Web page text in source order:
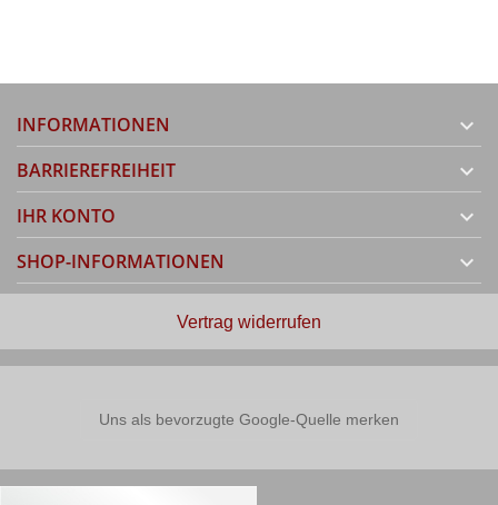
INFORMATIONEN 
BARRIEREFREIHEIT 
IHR KONTO 
SHOP-INFORMATIONEN 
Vertrag widerrufen
Uns als bevorzugte Google-Quelle merken